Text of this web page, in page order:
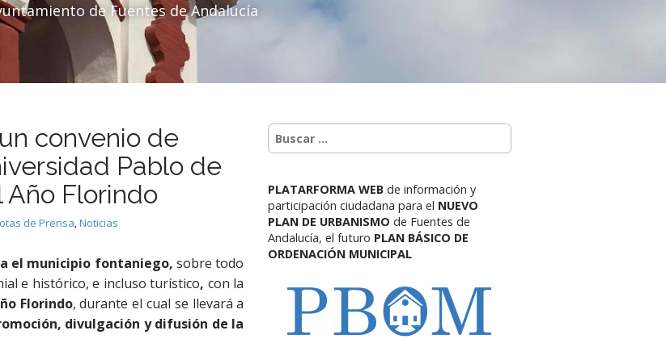
de Fuentes de Andalucía
convenio de
Pablo de
Florindo
de Prensa,Noticias
el municipio fontaniego, sobre todo
e histórico, e incluso turístico, con la
Florindo, durante el cual se llevará a
divulgación y difusión de la
PLATARFORMA WEBde información y
participación ciudadana para el NUEVO
PLAN DE URBANISMOde Fuentes de
Andalucía, el futuro PLAN BÁSICO DE
ORDENACIÓN MUNICIPAL